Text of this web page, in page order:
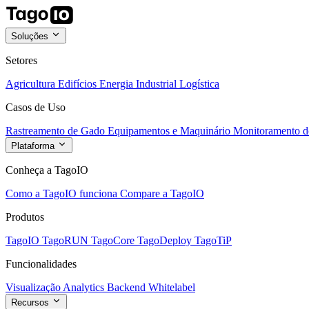
Soluções
Setores
Agricultura Edifícios Energia Industrial Logística
Casos de Uso
Rastreamento de Gado Equipamentos e Maquinário Monitoramento
Plataforma
Conheça a TagoIO
Como a TagoIO funciona Compare a TagoIO
Produtos
TagoIO TagoRUN TagoCore TagoDeploy TagoTiP
Funcionalidades
Visualização Analytics Backend Whitelabel
Recursos